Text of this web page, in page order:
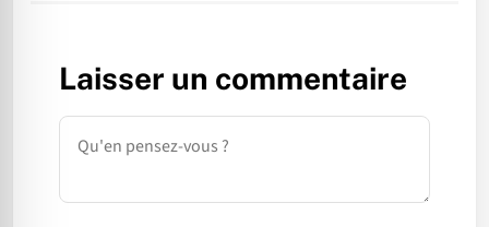
Laisser un commentaire
Commentaire